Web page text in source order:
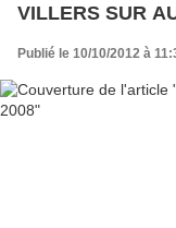
VILLERS SUR
Publié le 10/10/2012 à